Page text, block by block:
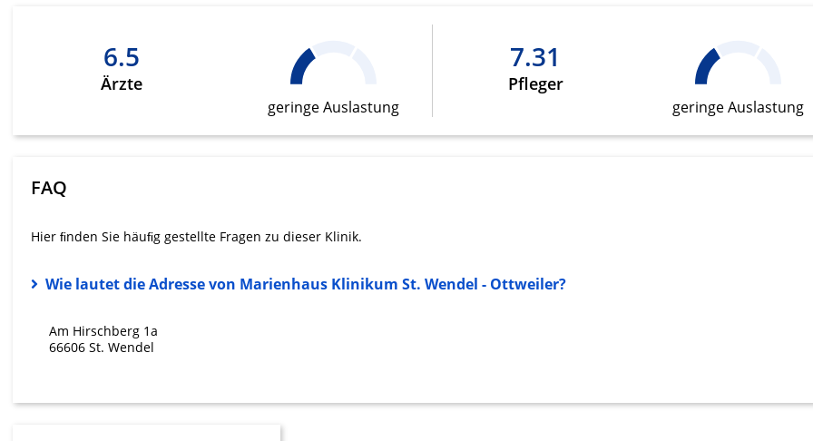
6.5
Ärzte
geringe Auslastung
7.31
Pfleger
geringe Auslastung
FAQ
Hier ﬁnden Sie häuﬁg gestellte Fragen zu dieser Klinik.
Wie lautet die Adresse von Marienhaus Klinikum St. Wendel - Ottweiler?
Am Hirschberg 1a
66606 St. Wendel
Erstellung von Profilen zur Personalisierung von Inhalten
Verwendung von Profilen zur Auswahl personalisierter Inhalte
Analyse von Zielgruppen durch Statistiken oder Kombinationen von Daten aus
Entwicklung und Verbesserung der Angebote
Verwendung reduzierter Daten zur Auswahl von Inhalten
Verwendung genauer Standortdaten
Nicht-IAB-Verarbeitungszwecke: